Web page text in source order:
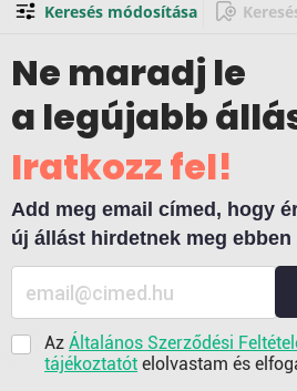
Keresés módosítása
Ne maradj le
a legújabb
Iratkozz fel!
Add meg email címed, hogy
új állást hirdetnek meg ebben
Az Általános Szerződési
tájékoztatót elolvastam és